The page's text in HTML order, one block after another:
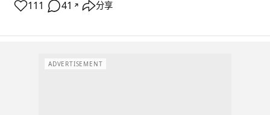
111 41 ↗ 分享
ADVERTISEMENT